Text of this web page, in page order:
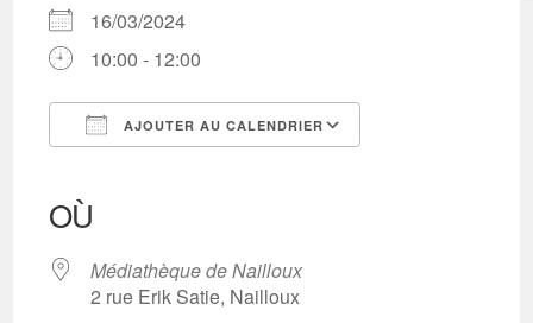
16/03/2024
10:00 - 12:00
AJOUTER AU CALENDRIER
OÙ
Médiathèque de Nailloux
2 rue Erik Satie, Nailloux